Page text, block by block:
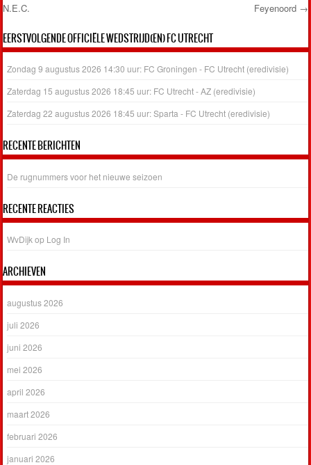
Post navigation
N.E.C.
Feyenoord →
EERSTVOLGENDE OFFICIËLE WEDSTRIJD(EN) FC UTRECHT
Zondag 9 augustus 2026 14:30 uur: FC Groningen - FC Utrecht (eredivisie)
Zaterdag 15 augustus 2026 18:45 uur: FC Utrecht - AZ (eredivisie)
Zaterdag 22 augustus 2026 18:45 uur: Sparta - FC Utrecht (eredivisie)
RECENTE BERICHTEN
De rugnummers voor het nieuwe seizoen
RECENTE REACTIES
WvDijk op Log In
ARCHIEVEN
augustus 2026
juli 2026
juni 2026
mei 2026
april 2026
maart 2026
februari 2026
januari 2026